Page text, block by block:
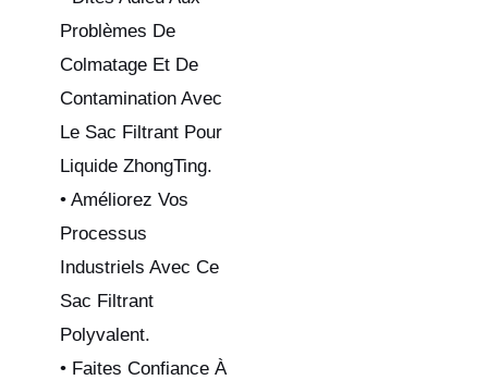
Problèmes De
Colmatage Et De
Contamination Avec
Le Sac Filtrant Pour
Liquide ZhongTing.
• Améliorez Vos
Processus
Industriels Avec Ce
Sac Filtrant
Polyvalent.
• Faites Confiance À